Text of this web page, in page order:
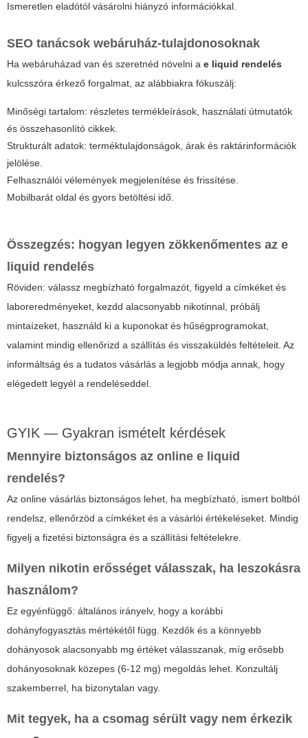
Ismeretlen eladótól vásárolni hiányzó információkkal.
SEO tanácsok webáruház-tulajdonosoknak
Ha webáruházad van és szeretnéd növelni a e liquid rendelés
kulcsszóra érkező forgalmat, az alábbiakra fókuszálj:
Minőségi tartalom: részletes termékleírások, használati útmutatók
és összehasonlító cikkek.
Strukturált adatok: terméktulajdonságok, árak és raktárinformációk
jelölése.
Felhasználói vélemények megjelenítése és frissítése.
Mobilbarát oldal és gyors betöltési idő.
Összegzés: hogyan legyen zökkenőmentes az e
liquid rendelés
Röviden: válassz megbízható forgalmazót, figyeld a címkéket és
laboreredményeket, kezdd alacsonyabb nikotinnal, próbálj
mintaízeket, használd ki a kuponokat és hűségprogramokat,
valamint mindig ellenőrizd a szállítás és visszaküldés feltételeit. Az
informáltság és a tudatos vásárlás a legjobb módja annak, hogy
elégedett legyél a rendeléseddel.
GYIK — Gyakran ismételt kérdések
Mennyire biztonságos az online e liquid
rendelés?
Az online vásárlás biztonságos lehet, ha megbízható, ismert boltból
rendelsz, ellenőrzöd a címkéket és a vásárlói értékeléseket. Mindig
figyelj a fizetési biztonságra és a szállítási feltételekre.
Milyen nikotin erősséget válasszak, ha leszokásra
használom?
Ez egyénfüggő: általános irányelv, hogy a korábbi
dohányfogyasztás mértékétől függ. Kezdők és a könnyebb
dohányosok alacsonyabb mg értéket válasszanak, míg erősebb
dohányosoknak közepes (6-12 mg) megoldás lehet. Konzultálj
szakemberrel, ha bizonytalan vagy.
Mit tegyek, ha a csomag sérült vagy nem érkezik